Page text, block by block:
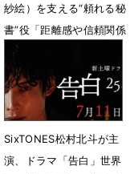
紗絵）を支える“頼れる秘
書”役「距離感や信頼関係
を丁寧に表現できたら」
7月8日 13時46分
SixTONES松村北斗が主
演、ドラマ「告白」世界